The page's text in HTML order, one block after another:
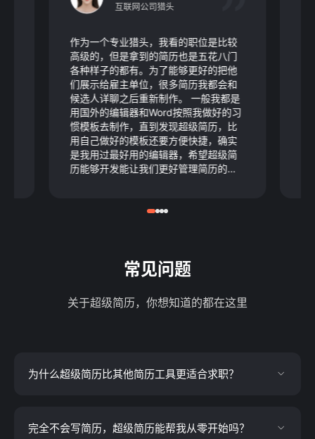
互联网公司猎头
作为一个专业猎头，我看的职位是比较
高级的，但是拿到的简历也是五花八门
各种样子的都有。为了能够更好的把他
们展示给雇主单位，很多简历我都会和
候选人详聊之后重新制作。 一般我都是
用国外的编辑器和Word按照我做好的习
惯模板去制作，直到发现超级简历，比
用自己做好的模板还要方便快捷，确实
是我用过最好用的编辑器，希望超级简
历能够开发能让我们更好管理简历的功
常见问题
关于超级简历，你想知道的都在这里
为什么超级简历比其他简历工具更适合求职？
完全不会写简历，超级简历能帮我从零开始吗？